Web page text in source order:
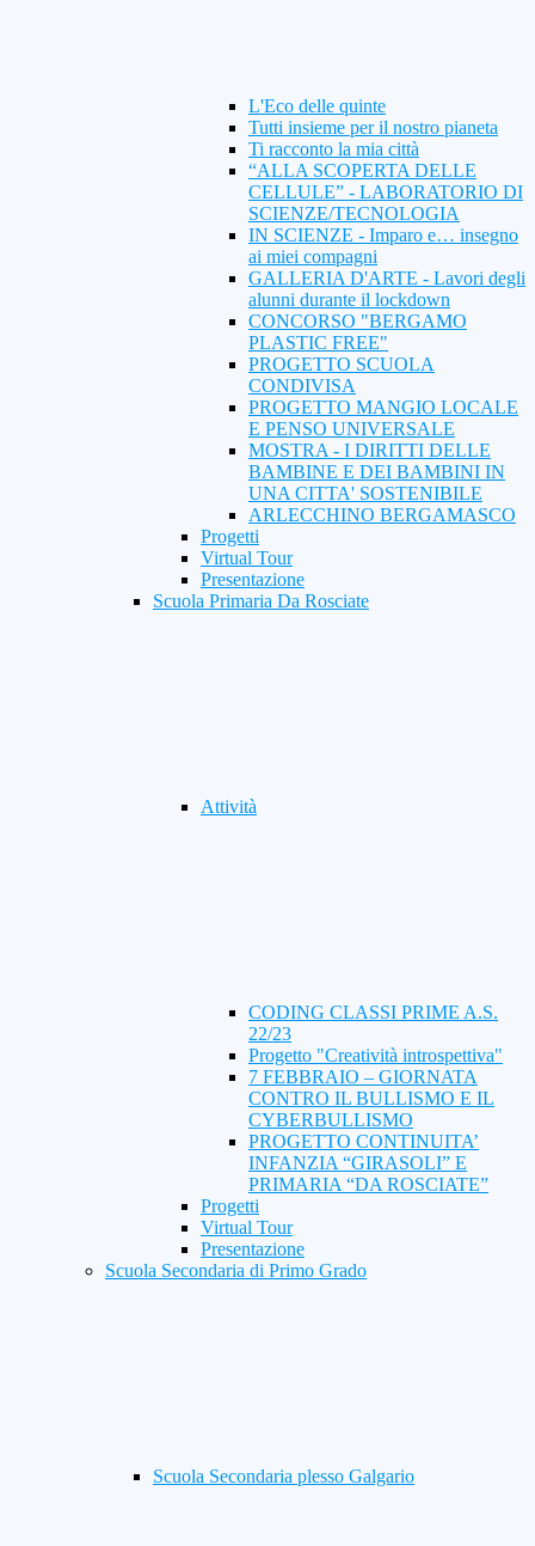
L'Eco delle quinte
Tutti insieme per il nostro pianeta
Ti racconto la mia città
“ALLA SCOPERTA DELLE
CELLULE” - LABORATORIO DI
SCIENZE/TECNOLOGIA
IN SCIENZE - Imparo e… insegno
ai miei compagni
GALLERIA D'ARTE - Lavori degli
alunni durante il lockdown
CONCORSO "BERGAMO
PLASTIC FREE"
PROGETTO SCUOLA
CONDIVISA
PROGETTO MANGIO LOCALE
E PENSO UNIVERSALE
MOSTRA - I DIRITTI DELLE
BAMBINE E DEI BAMBINI IN
UNA CITTA' SOSTENIBILE
ARLECCHINO BERGAMASCO
Progetti
Virtual Tour
Presentazione
Scuola Primaria Da Rosciate
Attività
CODING CLASSI PRIME A.S.
22/23
Progetto "Creatività introspettiva"
7 FEBBRAIO – GIORNATA
CONTRO IL BULLISMO E IL
CYBERBULLISMO
PROGETTO CONTINUITA’
INFANZIA “GIRASOLI” E
PRIMARIA “DA ROSCIATE”
Progetti
Virtual Tour
Presentazione
Scuola Secondaria di Primo Grado
Scuola Secondaria plesso Galgario